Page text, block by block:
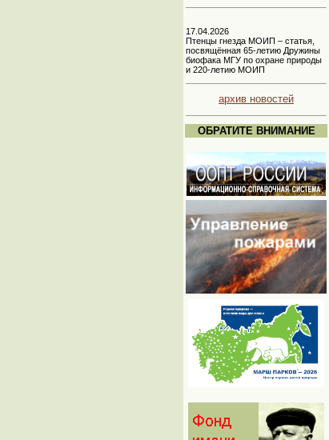
17.04.2026
Птенцы гнезда МОИП – статья,
посвящённая 65-летию Дружины
биофака МГУ по охране природы
и 220-летию МОИП
архив новостей
ОБРАТИТЕ ВНИМАНИЕ